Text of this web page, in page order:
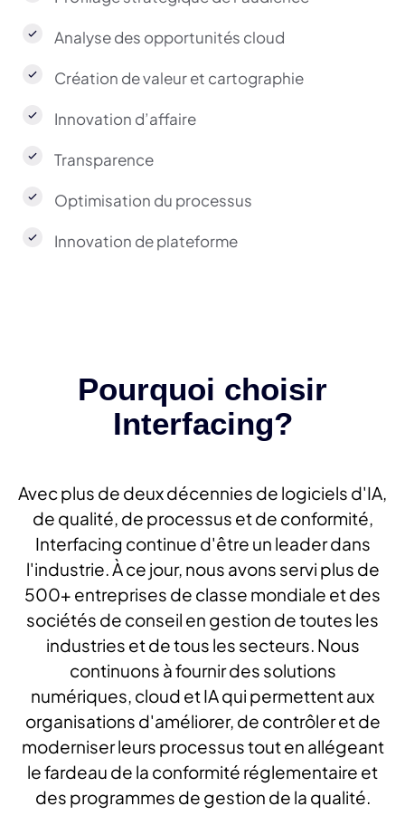
Analyse des opportunités cloud
Création de valeur et cartographie
Innovation d’affaire
Transparence
Optimisation du processus
Innovation de plateforme
Pourquoi choisir
Interfacing?
Avec plus de deux décennies de logiciels d'IA,
de qualité, de processus et de conformité,
Interfacing continue d'être un leader dans
l'industrie. À ce jour, nous avons servi plus de
500+ entreprises de classe mondiale et des
sociétés de conseil en gestion de toutes les
industries et de tous les secteurs. Nous
continuons à fournir des solutions
numériques, cloud et IA qui permettent aux
organisations d'améliorer, de contrôler et de
moderniser leurs processus tout en allégeant
le fardeau de la conformité réglementaire et
des programmes de gestion de la qualité.